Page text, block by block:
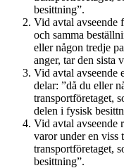
besittning”.
Vid avtal avseende
och samma
eller någon tredje
anger, tar den sista
Vid avtal avseende
delar: ”då du eller
transportföretaget,
delen i fysisk
Vid avtal avseende
varor under en viss
transportföretaget,
besittning”.